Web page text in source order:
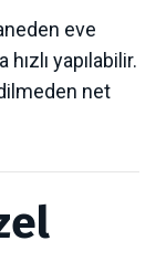
eve
yapılabilir.
net